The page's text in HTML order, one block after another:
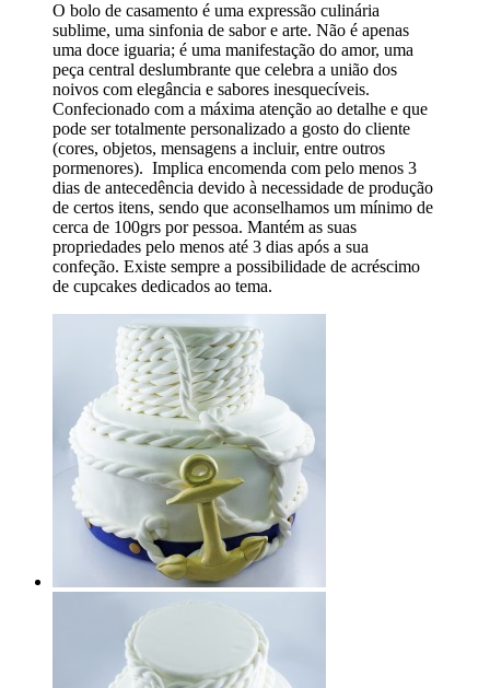
O bolo de casamento é uma expressão culinária
sublime, uma sinfonia de sabor e arte. Não é apenas
uma doce iguaria; é uma manifestação do amor, uma
peça central deslumbrante que celebra a união dos
noivos com elegância e sabores inesquecíveis.
Confecionado com a máxima atenção ao detalhe e que
pode ser totalmente personalizado a gosto do cliente
(cores, objetos, mensagens a incluir, entre outros
pormenores). Implica encomenda com pelo menos 3
dias de antecedência devido à necessidade de produção
de certos itens, sendo que aconselhamos um mínimo de
cerca de 100grs por pessoa. Mantém as suas
propriedades pelo menos até 3 dias após a sua
confeção. Existe sempre a possibilidade de acréscimo
de cupcakes dedicados ao tema.